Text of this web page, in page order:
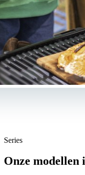
Series
Onze modellen